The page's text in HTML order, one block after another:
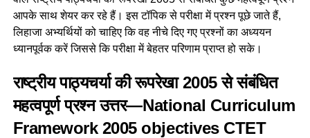
आपके साथ शेयर कर रहे हैं। इस टॉपिक से परीक्षा में प्रश्न पूछे जाते हैं,
लिहाजा अभ्यर्थियों को चाहिए कि वह नीचे दिए गए प्रश्नों का अध्ययन
ध्यानपूर्वक करें जिससे कि परीक्षा में बेहतर परिणाम प्राप्त हो सके।
राष्ट्रीय पाठ्यचर्या की रूपरेखा 2005 से संबंधित
महत्वपूर्ण प्रश्न उत्तर—National Curriculum
Framework 2005 objectives CTET